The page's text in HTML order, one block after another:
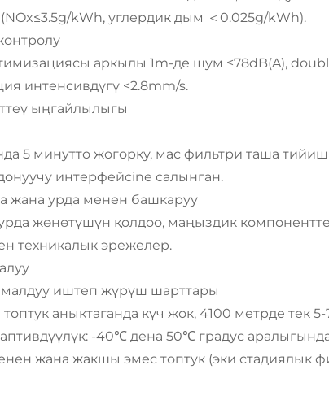
kWh, углердик дым ＜0.025g/kWh).
аркылы 1m-де шум ≤78dB(A),
интенсивдүгү <2.8mm/s.
ыңгайлылыгы
5 минутто жогорку, мас фильтри таша
интерфейсine салынган.
жана урда менен башкаруу
жөнөтүшүн қолдоо, маңыздик
техникалык эрежелер.
иштеп жүрүш шарттары
аныктаганда күч жок, 4100 метрде тек
-40℃ дена 50℃ градус
жана жакшы эмес топтук (эки стадиялык